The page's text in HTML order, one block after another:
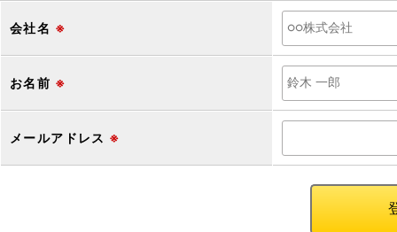
会社名 ※
お名前 ※
メールアドレス ※